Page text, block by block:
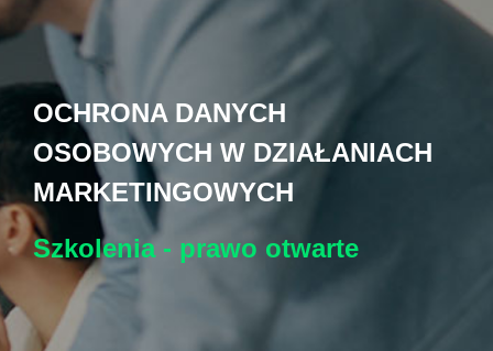
OCHRONA DANYCH
OSOBOWYCH W DZIAŁANIACH
MARKETINGOWYCH
Szkolenia - prawo otwarte